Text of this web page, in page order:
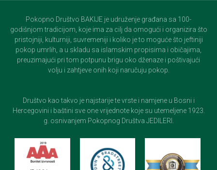
Pokopno Društvo BAKIJE je udruženje građana sa 100-
godišnjom tradicijom, koje ima za cilj da omogući i organizira što
pristojniji, kulturniji, suvremeniji i koliko je to moguće što jeftiniji
pokop umrlih, a u skladu sa islamskim propisima i običajima,
preuzimajući pri tom potpunu brigu oko dženaze i poštivajući
volju i zahtjeve onih koji naručuju pokop.
Društvo kao takvo je najstarije te vrste i namjene u Bosni i
Hercegovini i baštini sve one vrijednote koje su utemeljene 1923.
g. osnivanjem Pokopnog Društva JEDILERI.